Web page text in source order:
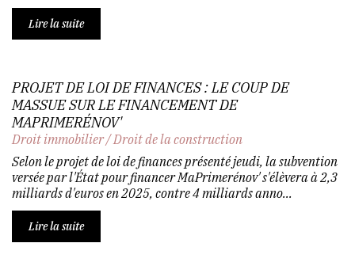
Lire la suite
PROJET DE LOI DE FINANCES : LE COUP DE
MASSUE SUR LE FINANCEMENT DE
MAPRIMERÉNOV'
Droit immobilier/Droit de la construction
Selon le projet de loi de finances présenté jeudi, la subvention
versée par l'État pour financer MaPrimerénov' s'élèvera à 2,3
milliards d'euros en 2025, contre 4 milliards anno...
Lire la suite